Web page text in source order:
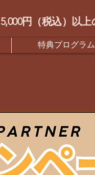
5,000円（税込）以
特典プログラム